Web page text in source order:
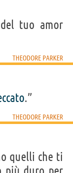
tuo amor
THEODORE PARKER
.”
THEODORE PARKER
quelli che ti